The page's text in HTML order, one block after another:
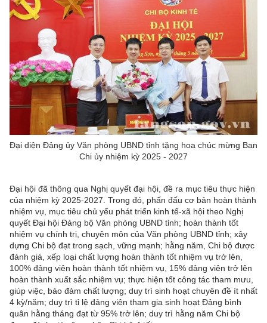
Đại diện Đảng ủy Văn phòng UBND tỉnh tặng hoa chúc mừng Ban
Chi ủy nhiệm kỳ 2025 - 2027
Đại hội đã thông qua Nghị quyết đại hội, đề ra mục tiêu thực hiện
của nhiệm kỳ 2025-2027. Trong đó, phấn đấu cơ bản hoàn thành
nhiệm vụ, mục tiêu chủ yếu phát triển kinh tế-xã hội theo Nghị
quyết Đại hội Đảng bộ Văn phòng UBND tỉnh; hoàn thành tốt
nhiệm vụ chính trị, chuyên môn của Văn phòng UBND tỉnh; xây
dựng Chi bộ đạt trong sạch, vững mạnh; hằng năm, Chi bộ được
đánh giá, xếp loại chất lượng hoàn thành tốt nhiệm vụ trở lên,
100% đảng viên hoàn thành tốt nhiệm vụ, 15% đảng viên trở lên
hoàn thành xuất sắc nhiệm vụ; thực hiện tốt công tác tham mưu,
giúp việc, bảo đảm chất lượng; duy trì sinh hoạt chuyên đề ít nhất
4 kỳ/năm; duy trì tỉ lệ đảng viên tham gia sinh hoạt Đảng bình
quân hằng tháng đạt từ 95% trở lên; duy trì hằng năm Chi bộ